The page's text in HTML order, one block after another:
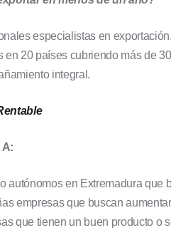
especialistas en exportación.
en 20 países cubriendo más de
integral.
A:
autónomos en Extremadura que
empresas que buscan
que tienen un buen producto o